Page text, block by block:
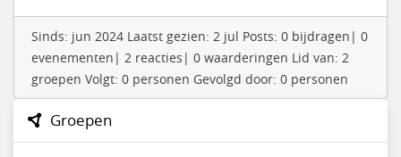
Sinds: jun 2024 Laatst gezien: 2 jul Posts: 0 bijdragen| 0
evenementen| 2 reacties| 0 waarderingen Lid van: 2
groepen Volgt: 0 personen Gevolgd door: 0 personen
Groepen